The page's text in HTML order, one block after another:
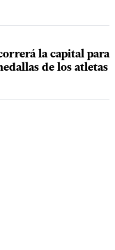
la capital para
de los atletas